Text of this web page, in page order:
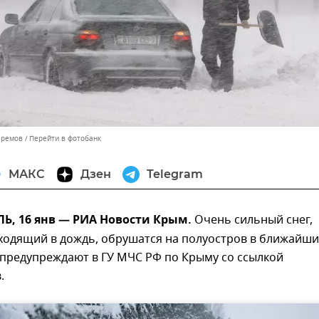
Перейти в фотобанк
МАКС Дзен Telegram
16 янв — РИА Новости Крым. Очень сильный снег,
в дождь, обрушатся на полуостров в
в ГУ МЧС РФ по Крыму со ссылкой